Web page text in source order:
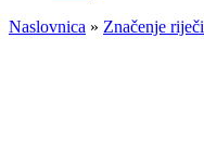
Naslovnica » Značenje riječi